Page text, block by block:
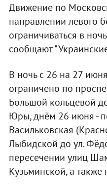
Движение по
направлении левого
ограничиваться в
сообщают
В ночь с 26 на 27
ограничено по
Большой кольцевой
Юры, днём 26 июня -
Васильковская
Лыбидской до ул.
пересечении улиц
Кузьминской, а